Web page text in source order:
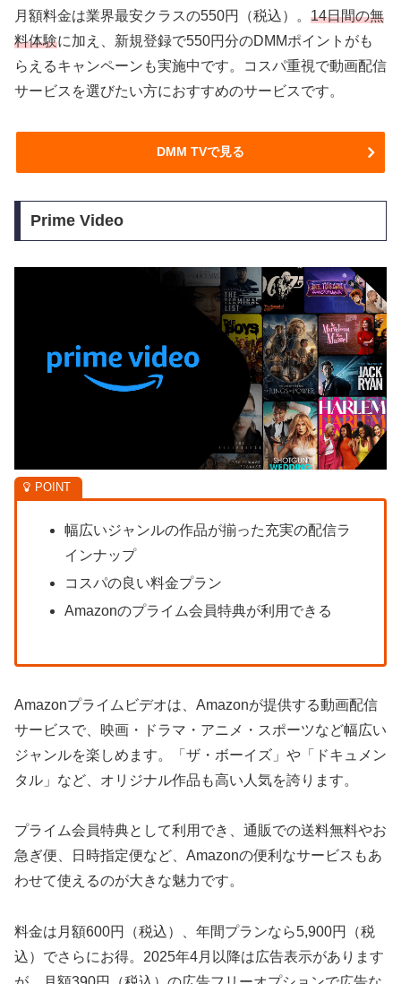
月額料金は業界最安クラスの550円（税込）。 14日間の無
料体験に加え、新規登録で550円分のDMMポイントがも
らえるキャンペーンも実施中です。コスパ重視で動画配信
サービスを選びたい方におすすめのサービスです。
DMM TVで見る
Prime Video
幅広いジャンルの作品が揃った充実の配信ラ
インナップ
コスパの良い料金プラン
Amazonのプライム会員特典が利用できる
Amazonプライムビデオは、Amazonが提供する動画配信
サービスで、映画・ドラマ・アニメ・スポーツなど幅広い
ジャンルを楽しめます。「ザ・ボーイズ」や「ドキュメン
タル」など、オリジナル作品も高い人気を誇ります。
プライム会員特典として利用でき、通販での送料無料やお
急ぎ便、日時指定便など、Amazonの便利なサービスもあ
わせて使えるのが大きな魅力です。
料金は月額600円（税込）、年間プランなら5,900円（税
込）でさらにお得。2025年4月以降は広告表示があります